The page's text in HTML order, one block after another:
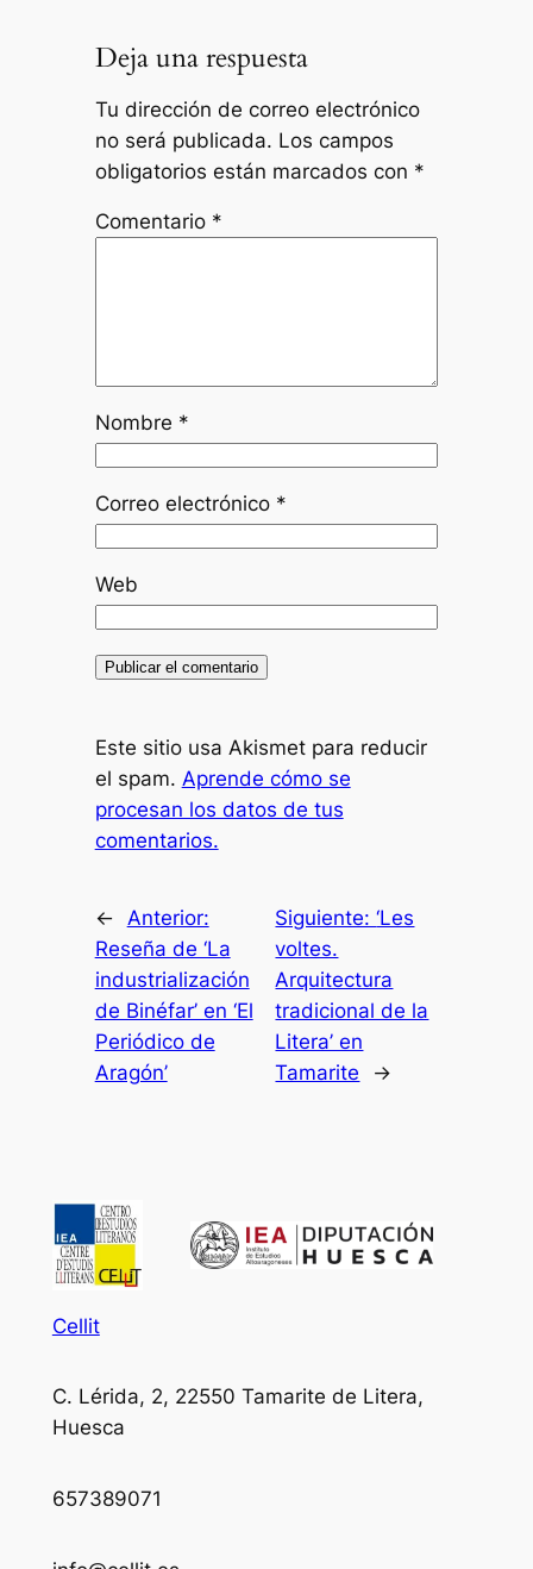
Deja una respuesta
Tu dirección de correo electrónico
no será publicada. Los campos
obligatorios están marcados con *
Comentario *
Nombre *
Correo electrónico *
Web
Este sitio usa Akismet para reducir
el spam. Aprende cómo se
procesan los datos de tus
comentarios.
←
Anterior:
Reseña de ‘La
industrialización
de Binéfar’ en ‘El
Periódico de
Aragón’
Siguiente:‘Les
voltes.
Arquitectura
tradicional de la
Litera’ en
Tamarite
→
Cellit
C. Lérida, 2, 22550 Tamarite de Litera,
Huesca
657389071